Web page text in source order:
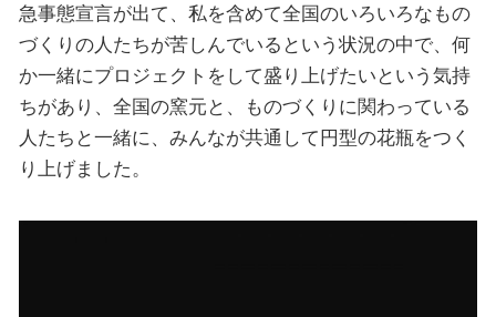
急事態宣言が出て、私を含めて全国のいろいろなもの
づくりの人たちが苦しんでいるという状況の中で、何
か一緒にプロジェクトをして盛り上げたいという気持
ちがあり、全国の窯元と、ものづくりに関わっている
人たちと一緒に、みんなが共通して円型の花瓶をつく
り上げました。